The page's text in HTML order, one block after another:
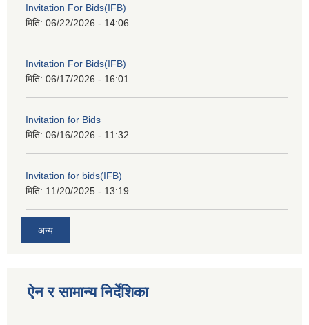
Invitation For Bids(IFB)
मिति: 06/22/2026 - 14:06
Invitation For Bids(IFB)
मिति: 06/17/2026 - 16:01
Invitation for Bids
मिति: 06/16/2026 - 11:32
Invitation for bids(IFB)
मिति: 11/20/2025 - 13:19
अन्य
ऐन र सामान्य निर्देशिका